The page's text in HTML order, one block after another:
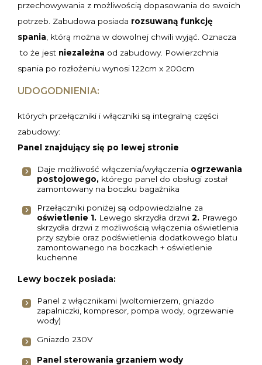
przechowywania z możliwością dopasowania do swoich
potrzeb. Zabudowa posiada rozsuwaną funkcję
spania , którą można w dowolnej chwili wyjąć. Oznacza
to że jest niezależna od zabudowy. Powierzchnia
spania po rozłożeniu wynosi 122cm x 200cm
UDOGODNIENIA:
których przełączniki i włączniki są integralną części
zabudowy:
Panel znajdujący się po lewej stronie
Daje możliwość włączenia/wyłączenia ogrzewania
postojowego, którego panel do obsługi został
zamontowany na boczku bagażnika
Przełączniki poniżej są odpowiedzialne za
oświetlenie 1. Lewego skrzydła drzwi 2. Prawego
skrzydła drzwi z możliwością włączenia oświetlenia
przy szybie oraz podświetlenia dodatkowego blatu
zamontowanego na boczkach + oświetlenie
kuchenne
Lewy boczek posiada:
Panel z włącznikami (woltomierzem, gniazdo
zapalniczki, kompresor, pompa wody, ogrzewanie
wody)
Gniazdo 230V
Panel sterowania grzaniem wody